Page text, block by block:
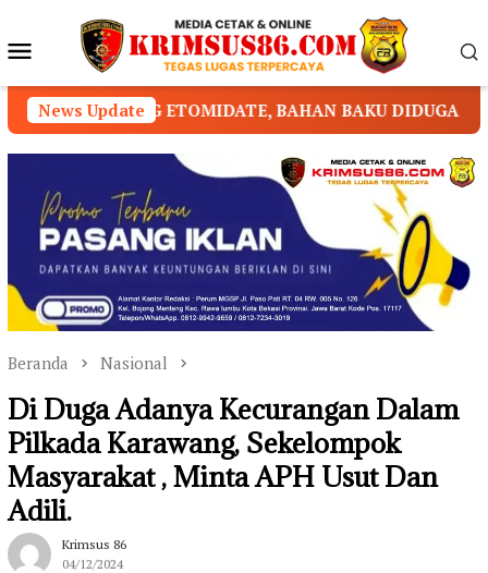
konten Menu
Mobile
News UpdateBAHAN BAKU DIDUGA DIPASOK DARI
Beranda Nasional
Di Duga Adanya Kecurangan Dalam
Pilkada Karawang, Sekelompok
Masyarakat , Minta APH Usut Dan
Adili.
Krimsus 86
04/12/2024